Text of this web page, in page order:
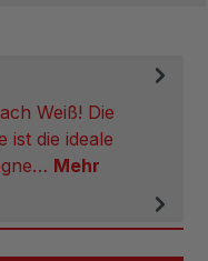
Weiß! Die
ist die ideale
Mehr